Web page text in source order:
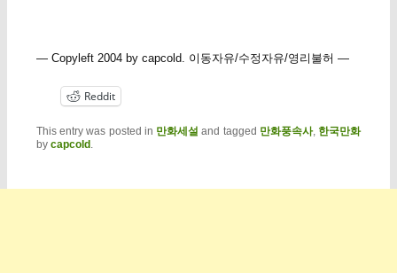
— Copyleft 2004 by capcold. 이동자유/수정자유/영리불허 —
Reddit
This entry was posted in 만화세설 and tagged 만화풍속사, 한국만화
by capcold.